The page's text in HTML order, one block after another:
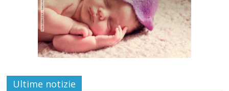
Ultime notizie